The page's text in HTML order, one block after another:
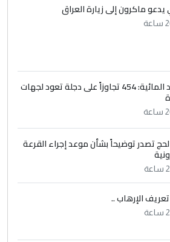
يدعو ماكرون إلى زيارة العراق
الموارد المائية: 454 تجاوزاً على دجلة تعود لجهات
تصدر توضيحاً بشأن موعد إجراء القرعة
الإرهاب ..